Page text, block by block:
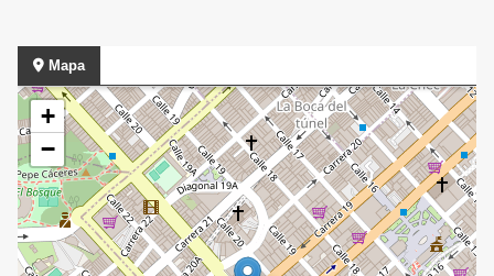
Mapa
+
−